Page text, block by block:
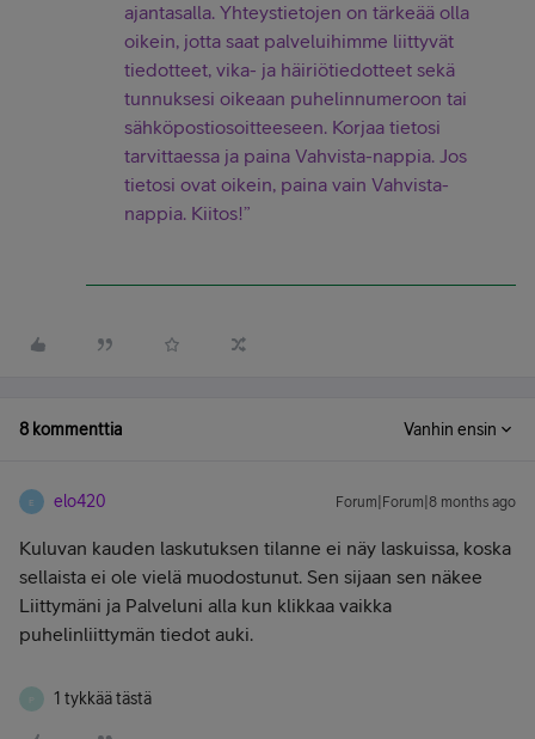
ajantasalla. Yhteystietojen on tärkeää olla
oikein, jotta saat palveluihimme liittyvät
tiedotteet, vika- ja häiriötiedotteet sekä
tunnuksesi oikeaan puhelinnumeroon tai
sähköpostiosoitteeseen. Korjaa tietosi
tarvittaessa ja paina Vahvista-nappia. Jos
tietosi ovat oikein, paina vain Vahvista-
nappia. Kiitos!”
8 kommenttia Vanhin ensin
E elo420 Forum|Forum|8 months ago
Kuluvan kauden laskutuksen tilanne ei näy laskuissa, koska
sellaista ei ole vielä muodostunut. Sen sijaan sen näkee
Liittymäni ja Palveluni alla kun klikkaa vaikka
puhelinliittymän tiedot auki.
1 tykkää tästä